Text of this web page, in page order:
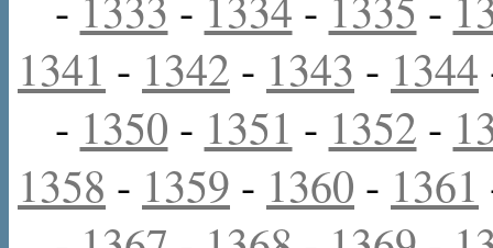
1341 - 1342 - 1343 - 1344
- 1350 - 1351 - 1352 -
1358 - 1359 - 1360 - 1361